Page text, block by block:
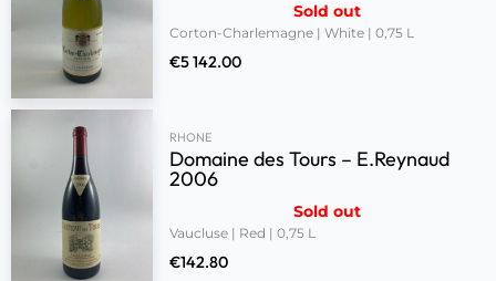
Sold out
Corton-Charlemagne | White | 0,75 L
€5 142.00
RHONE
Domaine des Tours – E.Reynaud
2006
Sold out
Vaucluse | Red | 0,75 L
€142.80